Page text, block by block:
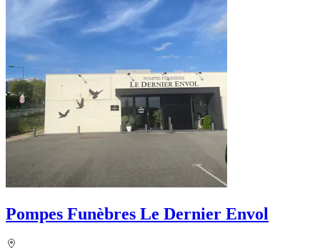
Pompes Funèbres Le Dernier Envol